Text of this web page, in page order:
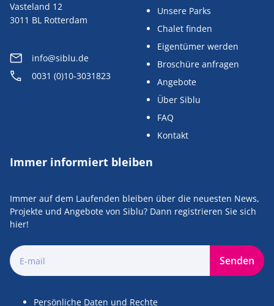
Vasteland 12
3011 BL Rotterdam
info@siblu.de
0031 (0)10-3031823
Unsere Parks
Chalet finden
Eigentümer werden
Broschüre anfragen
Angebote
Über Siblu
FAQ
Kontakt
Immer informiert bleiben
Immer auf dem Laufenden bleiben über die neuesten News,
Projekte und Angebote von Siblu? Dann registrieren Sie sich
hier!
Senden
Persönliche Daten und Rechte